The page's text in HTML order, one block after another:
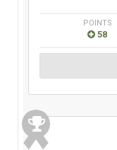
POINTS
58